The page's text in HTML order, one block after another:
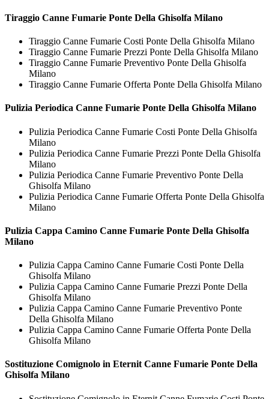
Tiraggio Canne Fumarie Ponte Della Ghisolfa Milano
Tiraggio Canne Fumarie Costi Ponte Della Ghisolfa Milano
Tiraggio Canne Fumarie Prezzi Ponte Della Ghisolfa Milano
Tiraggio Canne Fumarie Preventivo Ponte Della Ghisolfa
Milano
Tiraggio Canne Fumarie Offerta Ponte Della Ghisolfa Milano
Pulizia Periodica Canne Fumarie Ponte Della Ghisolfa Milano
Pulizia Periodica Canne Fumarie Costi Ponte Della Ghisolfa
Milano
Pulizia Periodica Canne Fumarie Prezzi Ponte Della Ghisolfa
Milano
Pulizia Periodica Canne Fumarie Preventivo Ponte Della
Ghisolfa Milano
Pulizia Periodica Canne Fumarie Offerta Ponte Della Ghisolfa
Milano
Pulizia Cappa Camino Canne Fumarie Ponte Della Ghisolfa
Milano
Pulizia Cappa Camino Canne Fumarie Costi Ponte Della
Ghisolfa Milano
Pulizia Cappa Camino Canne Fumarie Prezzi Ponte Della
Ghisolfa Milano
Pulizia Cappa Camino Canne Fumarie Preventivo Ponte
Della Ghisolfa Milano
Pulizia Cappa Camino Canne Fumarie Offerta Ponte Della
Ghisolfa Milano
Sostituzione Comignolo in Eternit Canne Fumarie Ponte Della
Ghisolfa Milano